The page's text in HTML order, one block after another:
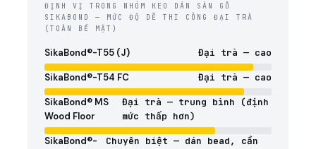
ĐỊNH VỊ TRONG NHÓM KEO DÁN SÀN GỖ
SIKABOND — MỨC ĐỘ DỄ THI CÔNG ĐẠI TRÀ
(TOÀN BỀ MẶT)
SikaBond®-T55 (J) Đại trà — cao
SikaBond®-T54 FC Đại trà — cao
SikaBond® MS
Wood Floor
Đại trà — trung bình (định
mức thấp hơn)
SikaBond®-
Chuyên biệt — dán bead, cần